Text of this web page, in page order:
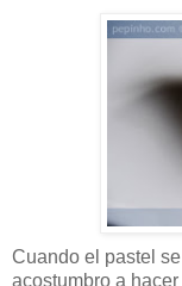
Cuando el pastel
acostumbro a